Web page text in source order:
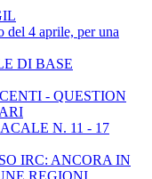
del 4 aprile, per una
DI BASE
- QUESTION
N. 11 - 17
IRC: ANCORA IN